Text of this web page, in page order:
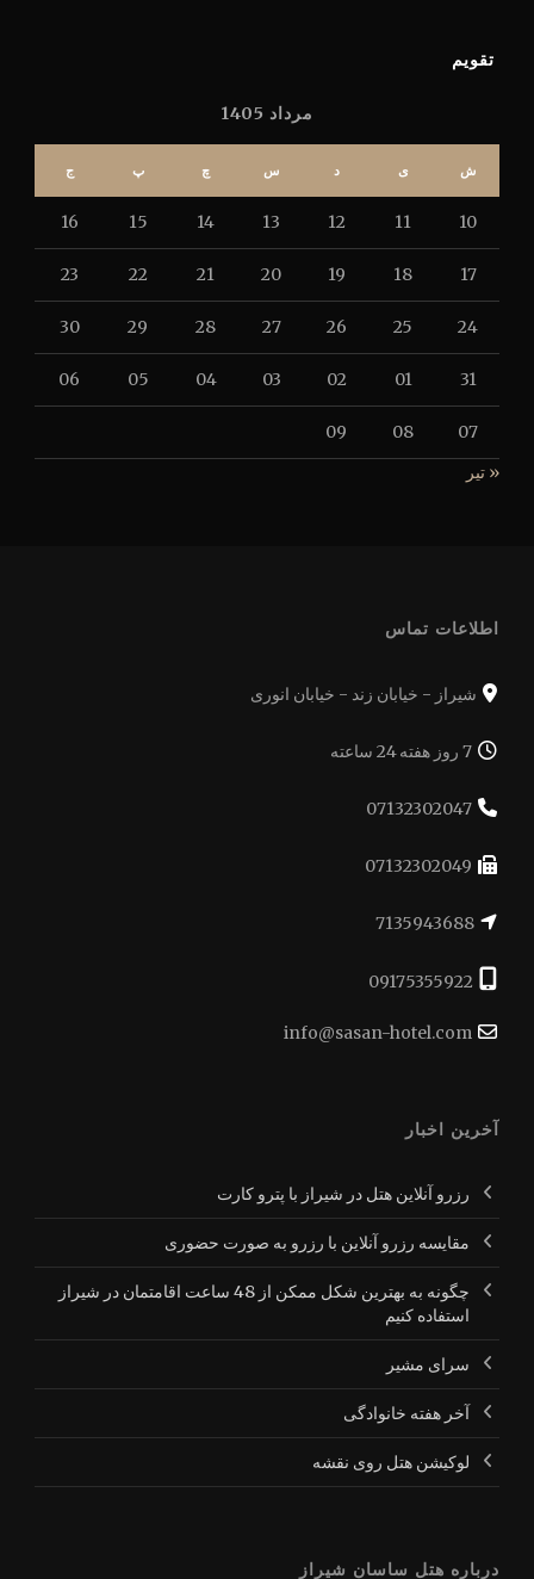
تقویم
مرداد 1405
ش ی د س چ پ ج
10
11
12
13
14
15
16
17
18
19
20
21
22
23
24
25
26
27
28
29
30
31
01
02
03
04
05
06
07
08
09
« تیر
اطلاعات تماس
شیراز - خیابان زند - خیابان انوری
آخرین اخبار
رزرو آنلاین هتل در شیراز با پترو کارت
مقایسه رزرو آنلاین با رزرو به صورت حضوری
چگونه به بهترین شکل ممکن از 48 ساعت اقامتمان در شیراز
استفاده کنیم
سرای مشیر
آخر هفته خانوادگی
لوکیشن هتل روی نقشه
درباره هتل ساسان شیراز